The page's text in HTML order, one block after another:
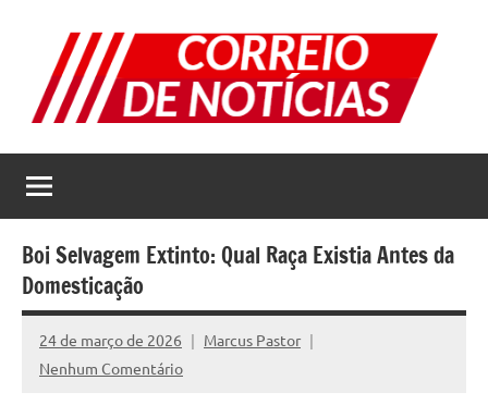
conteúdo
Correio
de
Notícias
as
melhores
notícias
da
internet
Boi Selvagem Extinto: Qual Raça Existia Antes da
Domesticação
24 de março de 2026
Marcus Pastor
Nenhum Comentário